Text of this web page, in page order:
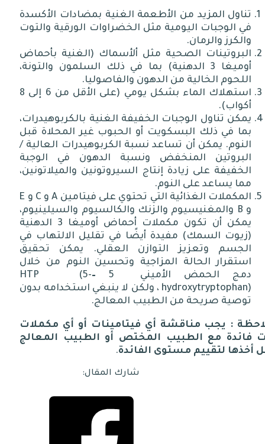
تناول المزيد من الأطعمة الغنية بمضادات الأكسدة
في الوجبات اليومية مثل الخضراوات الورقية والتوت
والكرز والرمان.
البروتينات الصحية مثل ألأسماك
(الغنية بأحماض
أوميغا
الدهنية) بما في ذلك السلمون والتونة،
اللحوم الخالية من الدهون والفاصوليا.
استهلاك الماء بشكل يومي (على الأقل من إلى
أكواب).
يمكن تناول الوجبات الخفيفة الغنية بالكربوهيدرات،
بما في ذلك البسكويت أو الحبوب غير المحلاة قبل
النوم. يمكن أن تساعد نسبة الكربوهيدرات العالية /
البروتين المنخفض ونسبة الدهون في الوجبة
الخفيفة على زيادة إنتاج السيروتونين والميلاتونين،
مما يساعد على النوم.
المكملات الغذائية التي تحتوي على فيتامين
و و
و
والمغنيسيوم والزنك والكالسيوم والسيلينيوم،
يمكن أن تكون مكملات أحماض أوميغا
الدهنية
(زيوت السمك) مفيدة أيضًا في تقليل الالتهاب في
الجسم وتعزيز التوازن العقلي. يمكن تحقيق
استقرار الحالة المزاجية وتحسين النوم من خلال
دمج الحمض الأميني
5
–
HTP
(5-
hydroxytryptophan) ، ولكن لا ينبغي استخدامه بدون
توصية صريحة من الطبيب المعالج.
: يجب مناقشة أي فيتامينات أو أي مكملات
فائدة مع الطبيب المختص أو الطبيب
المعالج
أخذها لتقييم مستوى الفائدة.
شارك المقال: